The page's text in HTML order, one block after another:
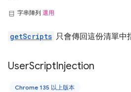
字串陣列 選用
getScripts 只會傳回這份清單中
UserScriptInjection
Chrome 135 以上版本